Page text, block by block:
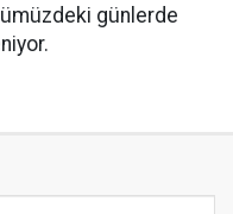
günlerde